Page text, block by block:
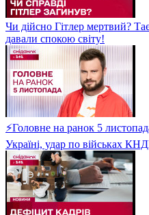
Чи дійсно Гітлер мертвий?
давали спокою світу!
⚡Головне на ранок 5
Україні, удар по військах